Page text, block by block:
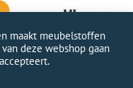
door Webworx
2026
maakt meubelstoffen
deze webshop gaan